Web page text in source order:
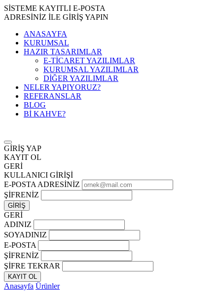
SİSTEME KAYITLI E-POSTA
ADRESİNİZ İLE GİRİŞ YAPIN
ANASAYFA
KURUMSAL
HAZIR TASARIMLAR
E-TİCARET YAZILIMLAR
KURUMSAL YAZILIMLAR
DİĞER YAZILIMLAR
NELER YAPIYORUZ?
REFERANSLAR
BLOG
Bİ KAHVE?
GİRİŞ YAP
KAYIT OL
GERİ
KULLANICI GİRİŞİ
E-POSTA ADRESİNİZ
ŞİFRENİZ
GERİ
ADINIZ
SOYADINIZ
E-POSTA
ŞİFRENİZ
ŞİFRE TEKRAR
KAYIT OL
Anasayfa Ürünler